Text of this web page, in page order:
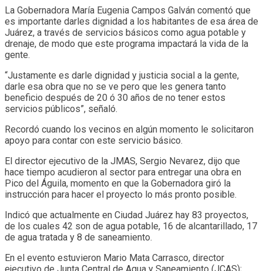
La Gobernadora María Eugenia Campos Galván comentó que
es importante darles dignidad a los habitantes de esa área de
Juárez, a través de servicios básicos como agua potable y
drenaje, de modo que este programa impactará la vida de la
gente.
“Justamente es darle dignidad y justicia social a la gente,
darle esa obra que no se ve pero que les genera tanto
beneficio después de 20 ó 30 años de no tener estos
servicios públicos”, señaló.
Recordó cuando los vecinos en algún momento le solicitaron
apoyo para contar con este servicio básico.
El director ejecutivo de la JMAS, Sergio Nevarez, dijo que
hace tiempo acudieron al sector para entregar una obra en
Pico del Águila, momento en que la Gobernadora giró la
instrucción para hacer el proyecto lo más pronto posible.
Indicó que actualmente en Ciudad Juárez hay 83 proyectos,
de los cuales 42 son de agua potable, 16 de alcantarillado, 17
de agua tratada y 8 de saneamiento.
En el evento estuvieron Mario Mata Carrasco, director